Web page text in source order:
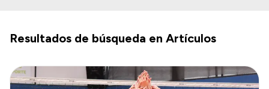
Funciones
Autoridades
Delegaciones
Resultados de búsqueda en Artículos